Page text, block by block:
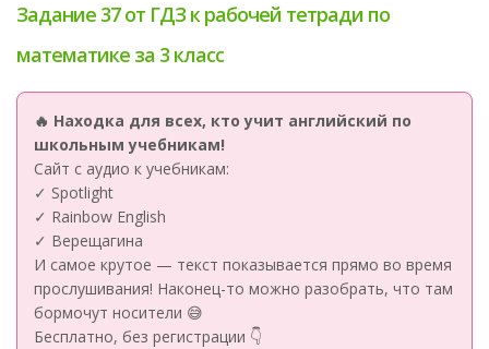
Задание 37 от ГДЗ к рабочей тетради по
математике за 3 класс
🔥 Находка для всех, кто учит английский по
школьным учебникам!
Сайт с аудио к учебникам:
✓ Spotlight
✓ Rainbow English
✓ Верещагина
И самое крутое — текст показывается прямо во время
прослушивания! Наконец-то можно разобрать, что там
бормочут носители 😅
Бесплатно, без регистрации 👇